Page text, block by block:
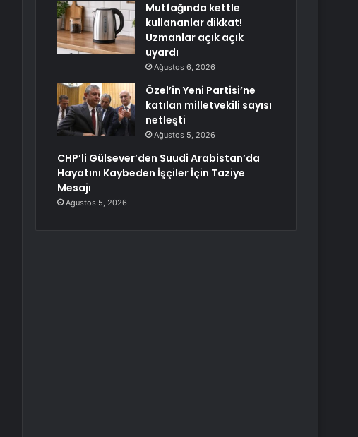
Mutfağında kettle
kullananlar dikkat!
Uzmanlar açık açık
uyardı
Ağustos 6, 2026
Özel’in Yeni Partisi’ne
katılan milletvekili sayısı
netleşti
Ağustos 5, 2026
CHP’li Gülsever’den Suudi Arabistan’da
Hayatını Kaybeden İşçiler İçin Taziye
Mesajı
Ağustos 5, 2026